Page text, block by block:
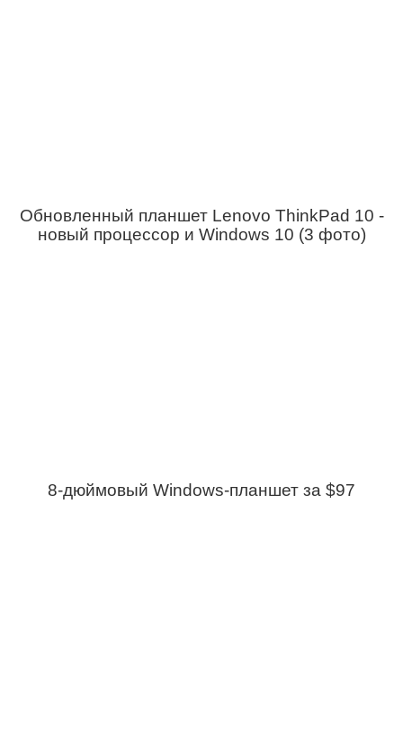
Обновленный планшет Lenovo ThinkPad 10 -
новый процессор и Windows 10 (3 фото)
8-дюймовый Windows-планшет за $97